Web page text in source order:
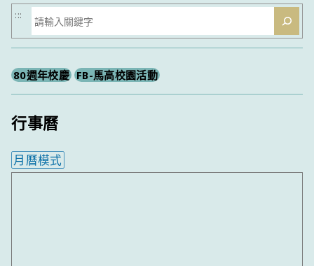
搜
尋
:::
80週年校慶 FB-馬高校園活動
行事曆
月曆模式